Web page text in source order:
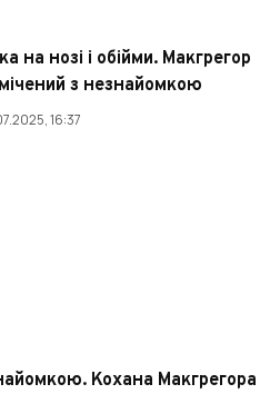
на нозі і обійми. Макгрегор
з незнайомкою
16:37
Кохана Макгрегора